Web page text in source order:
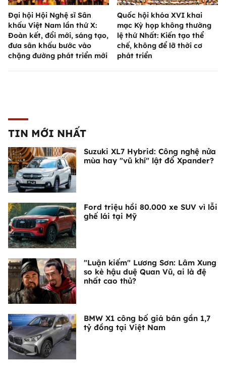
Đại hội Hội Nghệ sĩ Sân
khấu Việt Nam lần thứ X:
Đoàn kết, đổi mới, sáng tạo,
đưa sân khấu bước vào
chặng đường phát triển mới
Quốc hội khóa XVI khai
mạc Kỳ họp không thường
lệ thứ Nhất: Kiến tạo thể
chế, không để lỡ thời cơ
phát triển
TIN MỚI NHẤT
Suzuki XL7 Hybrid: Công nghệ nửa
mùa hay "vũ khí" lật đổ Xpander?
Ford triệu hồi 80.000 xe SUV vì lỗi
ghế lái tại Mỹ
"Luận kiếm" Lương Sơn: Lâm Xung
so kè hậu duệ Quan Vũ, ai là đệ
nhất cao thủ?
BMW X1 công bố giá bán gần 1,7
tỷ đồng tại Việt Nam